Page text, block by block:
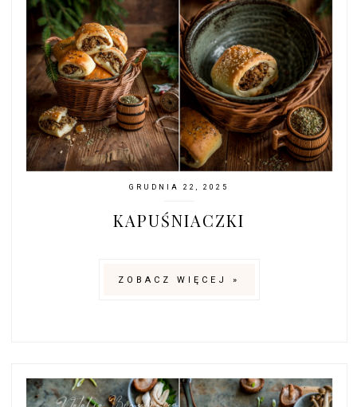
GRUDNIA 22, 2025
KAPUŚNIACZKI
ZOBACZ WIĘCEJ »